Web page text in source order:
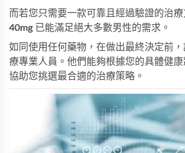
而若您只需要一款可靠且經過驗證的治療
40mg已能滿足絕大多數男性的需求。
如同使用任何藥物，在做出最終決定前
療專業人員。他們能夠根據您的具體健康
協助您挑選最合適的治療策略。